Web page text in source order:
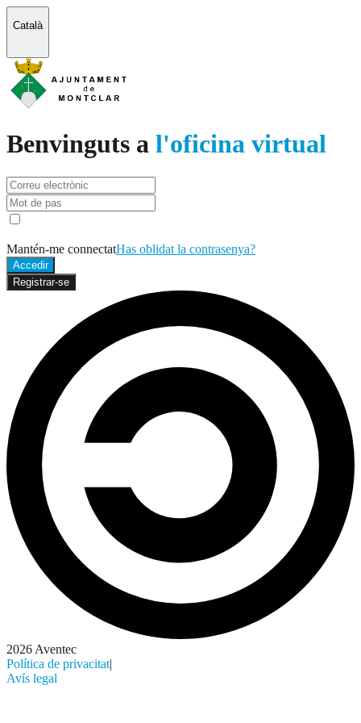
Català
Benvinguts a l'oficina virtual
Mantén-me connectatHas oblidat la contrasenya?
Accedir
Registrar-se
2026 Aventec
Política de privacitat|
Avís legal